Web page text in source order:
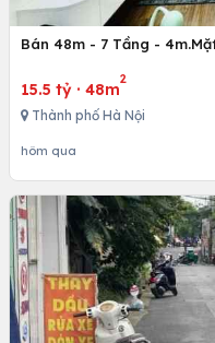
Bán 48m - 7 Tầng -
15.5 tỷ · 48m
2
Thành phố Hà Nội
hôm qua